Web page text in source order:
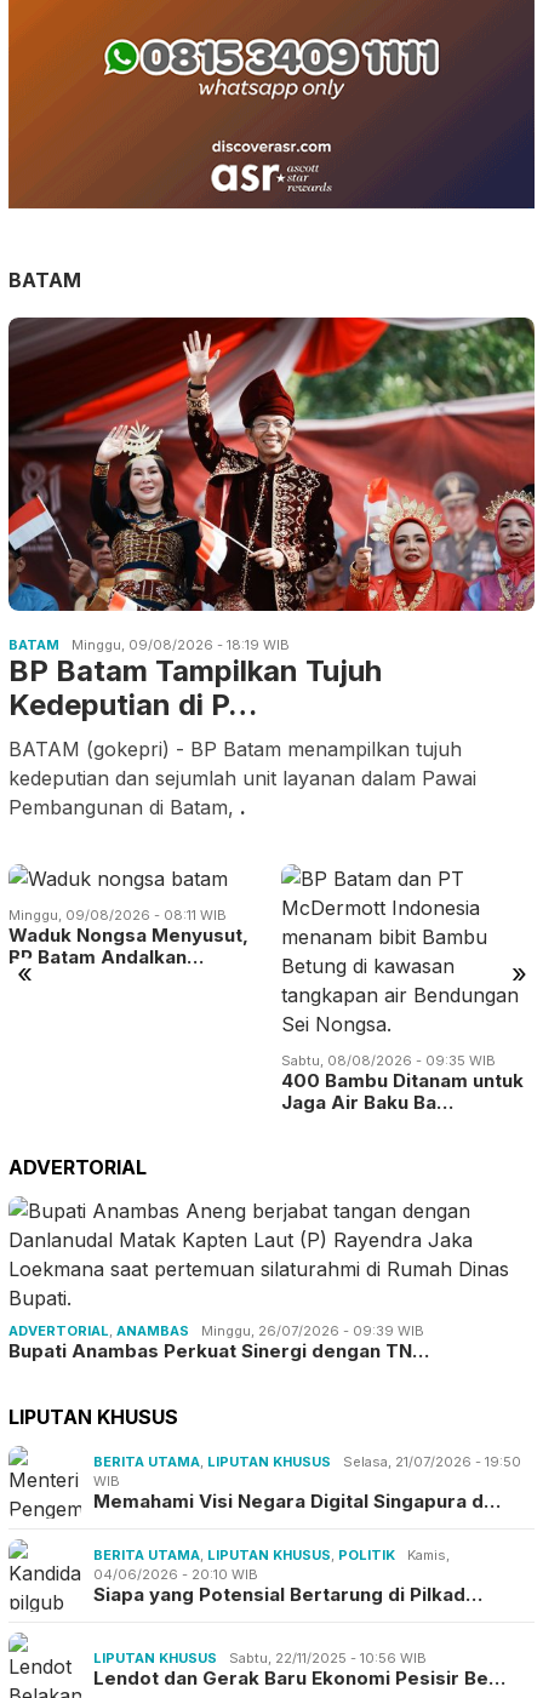
BATAM
BATAM Minggu, 09/08/2026 - 18:19 WIB
BP Batam Tampilkan Tujuh
Kedeputian di P…
BATAM (gokepri) - BP Batam menampilkan tujuh
kedeputian dan sejumlah unit layanan dalam Pawai
Pembangunan di Batam, .
« »
Minggu, 09/08/2026 - 08:11 WIB
Waduk Nongsa Menyusut,
BP Batam Andalkan…
Sabtu, 08/08/2026 - 09:35 WIB
400 Bambu Ditanam untuk
Jaga Air Baku Ba…
ADVERTORIAL
ADVERTORIAL, ANAMBAS Minggu, 26/07/2026 - 09:39 WIB
Bupati Anambas Perkuat Sinergi dengan TN…
LIPUTAN KHUSUS
BERITA UTAMA, LIPUTAN KHUSUS
Selasa, 21/07/2026 - 19:50
WIB
Memahami Visi Negara Digital Singapura d…
BERITA UTAMA, LIPUTAN KHUSUS, POLITIK
Kamis,
04/06/2026 - 20:10 WIB
Siapa yang Potensial Bertarung di Pilkad…
LIPUTAN KHUSUS Sabtu, 22/11/2025 - 10:56 WIB
Lendot dan Gerak Baru Ekonomi Pesisir Be…